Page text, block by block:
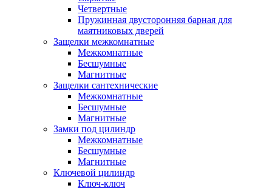
Четвертные
Пружинная двусторонняя барная для
маятниковых дверей
Защелки межкомнатные
Межкомнатные
Бесшумные
Магнитные
Защелки сантехнические
Межкомнатные
Бесшумные
Магнитные
Замки под цилиндр
Межкомнатные
Бесшумные
Магнитные
Ключевой цилиндр
Ключ-ключ